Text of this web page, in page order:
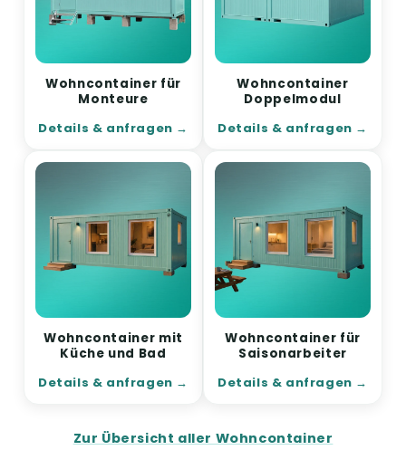
Wohncontainer für
Monteure
Details & anfragen
Wohncontainer
Doppelmodul
Details & anfragen
Wohncontainer mit
Küche und Bad
Details & anfragen
Wohncontainer für
Saisonarbeiter
Details & anfragen
Zur Übersicht aller Wohncontainer